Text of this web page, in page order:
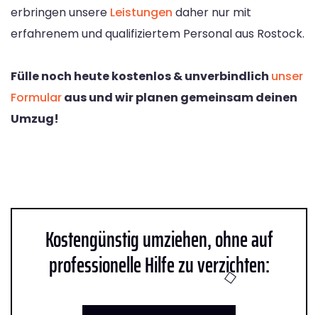
erbringen unsere Leistungen daher nur mit
erfahrenem und qualifiziertem Personal aus Rostock.
Fülle noch heute kostenlos & unverbindlich unser
Formularaus und wir planen gemeinsam deinen
Umzug!
Kostengünstig umziehen, ohne auf
professionelle Hilfe zu verzichten: